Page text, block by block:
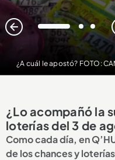
¿A cuál le apostó? FOTO:
1 2 3
¿Lo acompañó la
loterías del 3 de
Como cada día, en
de los chances y